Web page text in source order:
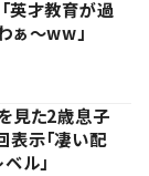
英才教育が過
ぁ～ww」
見た2歳息子
示「凄い配
ル」